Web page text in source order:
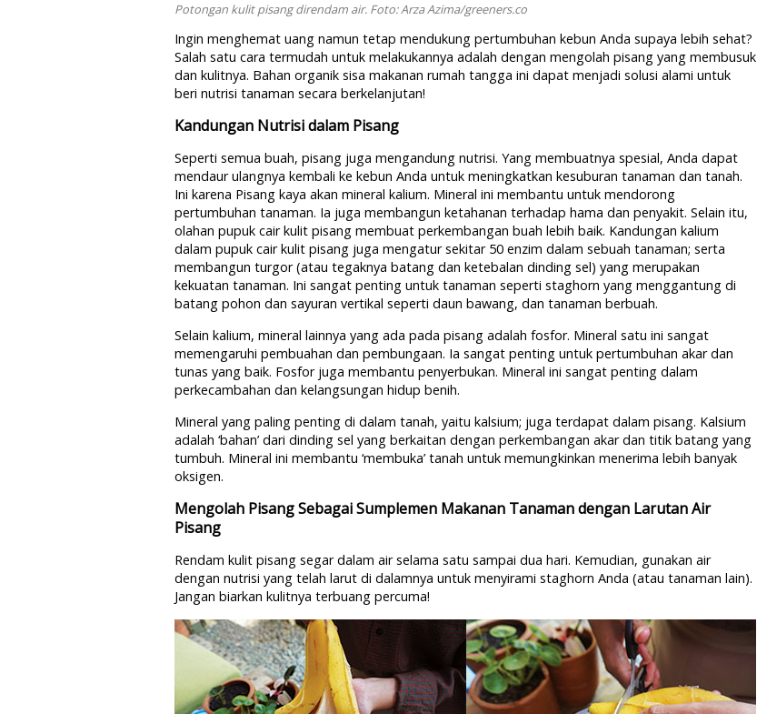
Potongan kulit pisang direndam air. Foto: Arza Azima/greeners.co
Ingin menghemat uang namun tetap mendukung pertumbuhan kebun Anda supaya lebih sehat?
Salah satu cara termudah untuk melakukannya adalah dengan mengolah pisang yang membusuk
dan kulitnya. Bahan organik sisa makanan rumah tangga ini dapat menjadi solusi alami untuk
beri nutrisi tanaman secara berkelanjutan!
Kandungan Nutrisi dalam Pisang
Seperti semua buah, pisang juga mengandung nutrisi. Yang membuatnya spesial, Anda dapat
mendaur ulangnya kembali ke kebun Anda untuk meningkatkan kesuburan tanaman dan tanah.
Ini karena Pisang kaya akan mineral kalium. Mineral ini membantu untuk mendorong
pertumbuhan tanaman. Ia juga membangun ketahanan terhadap hama dan penyakit. Selain itu,
olahan pupuk cair kulit pisang membuat perkembangan buah lebih baik. Kandungan kalium
dalam pupuk cair kulit pisang juga mengatur sekitar 50 enzim dalam sebuah tanaman; serta
membangun turgor (atau tegaknya batang dan ketebalan dinding sel) yang merupakan
kekuatan tanaman. Ini sangat penting untuk tanaman seperti staghorn yang menggantung di
batang pohon dan sayuran vertikal seperti daun bawang, dan tanaman berbuah.
Selain kalium, mineral lainnya yang ada pada pisang adalah fosfor. Mineral satu ini sangat
memengaruhi pembuahan dan pembungaan. Ia sangat penting untuk pertumbuhan akar dan
tunas yang baik. Fosfor juga membantu penyerbukan. Mineral ini sangat penting dalam
perkecambahan dan kelangsungan hidup benih.
Mineral yang paling penting di dalam tanah, yaitu kalsium; juga terdapat dalam pisang. Kalsium
adalah ‘bahan’ dari dinding sel yang berkaitan dengan perkembangan akar dan titik batang yang
tumbuh. Mineral ini membantu ‘membuka’ tanah untuk memungkinkan menerima lebih banyak
oksigen.
Mengolah Pisang Sebagai Sumplemen Makanan Tanaman dengan Larutan Air
Pisang
Rendam kulit pisang segar dalam air selama satu sampai dua hari. Kemudian, gunakan air
dengan nutrisi yang telah larut di dalamnya untuk menyirami staghorn Anda (atau tanaman lain).
Jangan biarkan kulitnya terbuang percuma!